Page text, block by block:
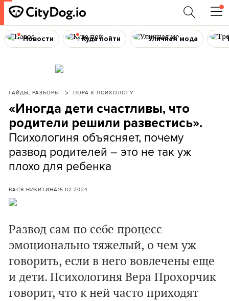
Новости Куда пойти Уличная мода
ГАЙДЫ, РАЗБОРЫ ПОРА К ПСИХОЛОГУ
«Иногда дети счастливы, что
родители решили развестись».
Психологиня объясняет, почему
развод родителей – это не так уж
плохо для ребенка
ВАСЯ НИКИТИНА15.02.2024
Развод cам по себе процесс
эмоционально тяжелый, о чем уж
говорить, если в него вовлечены еще
и дети. Психологиня Вера Прохорчик
говорит, что к ней часто приходят